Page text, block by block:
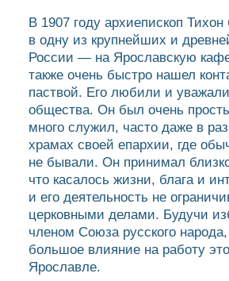
В 1907 году архиепископ
в одну из крупнейших и
России — на Ярославскую
также очень быстро нашел
паствой. Его любили и
общества. Он был очень
много служил, часто даже в
храмах своей епархии, где
не бывали. Он принимал
что касалось жизни, блага и
и его деятельность не
церковными делами. Будучи
членом Союза русского
большое влияние на работу
Ярославле.